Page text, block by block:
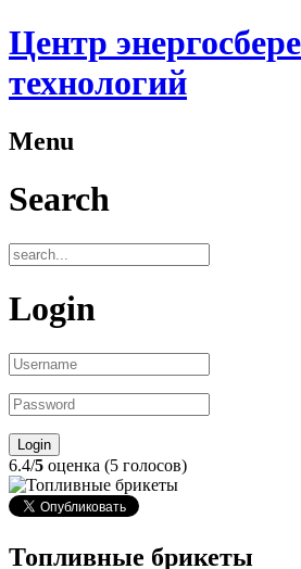
Центр
технологий
Menu
Search
Login
6.4/5 оценка (5 голосов)
Топливные брикеты